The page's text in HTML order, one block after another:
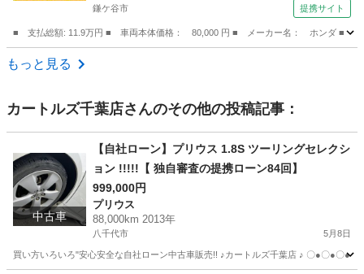
鎌ケ谷市 提携サイト
■ 支払総額: 11.9万円 ■ 車両本体価格： 80,000 円 ■ メーカー名： ホンダ ■
千葉 鎌ケ谷市
もっと見る
カートルズ千葉店さんのその他の投稿記事：
中古車
【自社ローン】プリウス 1.8S ツーリングセレクシ
ョン !!!!!【 独自審査の提携ローン84回】
999,000円
プリウス
88,000km 2013年
八千代市 5月8日
買い方いろいろ"安心安全な自社ローン中古車販売!! ♪カートルズ千葉店 ♪ 〇●〇●〇